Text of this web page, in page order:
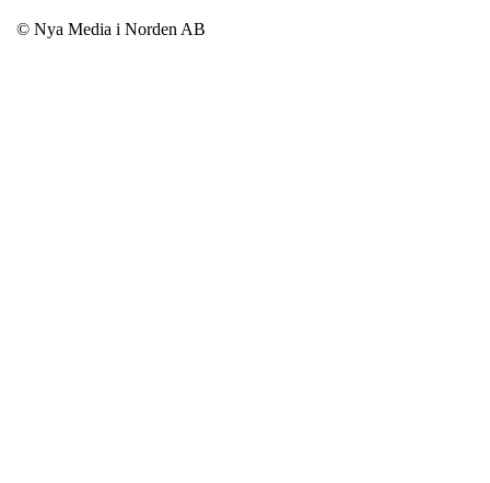
© Nya Media i Norden AB